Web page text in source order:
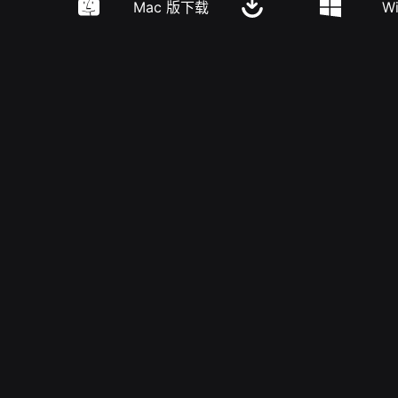
Mac 版下载